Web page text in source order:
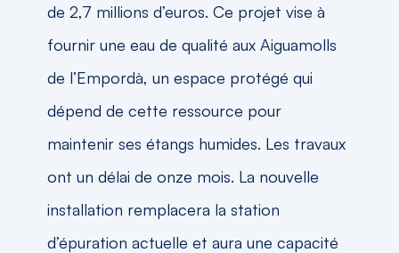
de 2,7 millions d’euros. Ce projet vise à
fournir une eau de qualité aux Aiguamolls
de l’Empordà, un espace protégé qui
dépend de cette ressource pour
maintenir ses étangs humides. Les travaux
ont un délai de onze mois. La nouvelle
installation remplacera la station
d’épuration actuelle et aura une capacité